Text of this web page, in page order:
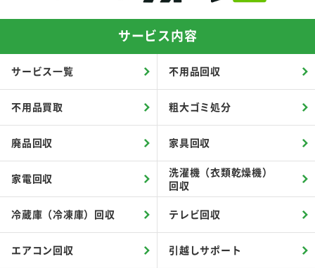
サービス内容
サービス一覧 不用品回収
不用品買取 粗大ゴミ処分
廃品回収 家具回収
家電回収
洗濯機（衣類乾燥機）
回収
冷蔵庫（冷凍庫）回収 テレビ回収
エアコン回収 引越しサポート